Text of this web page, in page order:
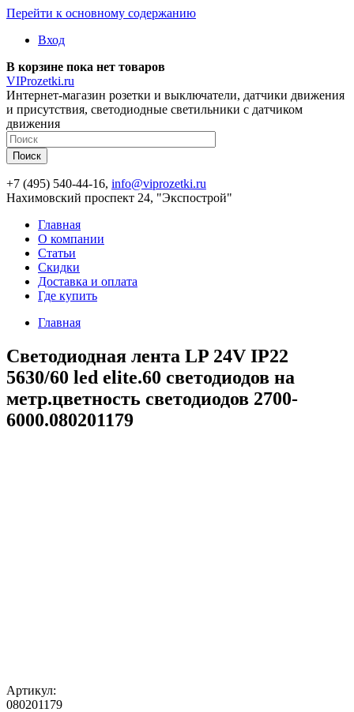
Перейти к основному содержанию
Вход
В корзине пока нет товаров
VIProzetki.ru
Интернет-магазин розетки и выключатели, датчики движения
и присутствия, светодиодные светильники с датчиком
движения
+7 (495) 540-44-16, info@viprozetki.ru
Нахимовский проспект 24, "Экспострой"
Главная
О компании
Статьи
Скидки
Доставка и оплата
Где купить
Главная
Светодиодная лента LP 24V IP22
5630/60 led elite.60 светодиодов на
метр.цветность светодиодов 2700-
6000.080201179
Артикул:
080201179